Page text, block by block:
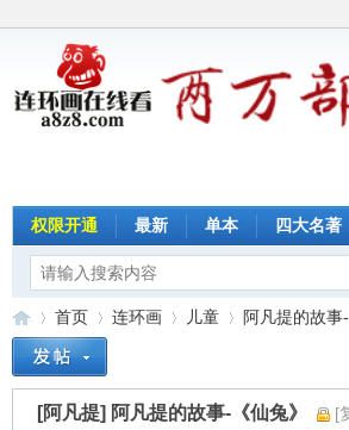
权限开通 最新 单本 四大名著
»
首页
›
连环画
›
儿童
›
阿凡提的故事-
[阿凡提] 阿凡提的故事-《仙兔》 [